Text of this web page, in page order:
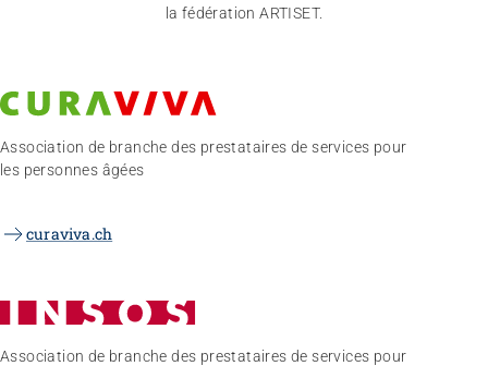
la fédération ARTISET.
Association de branche des prestataires de services pour
les personnes âgées
curaviva.ch
Association de branche des prestataires de services pour